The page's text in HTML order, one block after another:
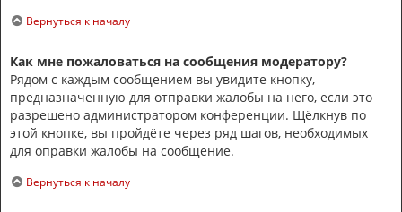
Вернуться к началу
Как мне пожаловаться на сообщения модератору?
Рядом с каждым сообщением вы увидите кнопку,
предназначенную для отправки жалобы на него, если это
разрешено администратором конференции. Щёлкнув по
этой кнопке, вы пройдёте через ряд шагов, необходимых
для оправки жалобы на сообщение.
Вернуться к началу